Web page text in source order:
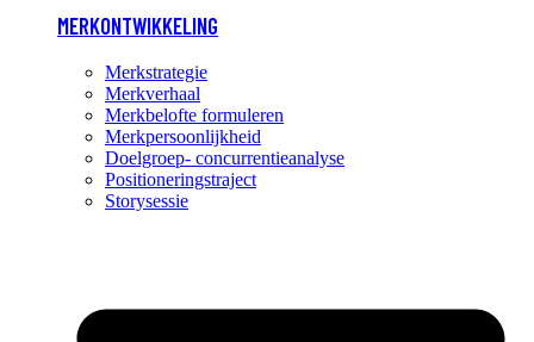
MERKONTWIKKELING
Merkstrategie
Merkverhaal
Merkbelofte formuleren
Merkpersoonlijkheid
Doelgroep- concurrentieanalyse
Positioneringstraject
Storysessie